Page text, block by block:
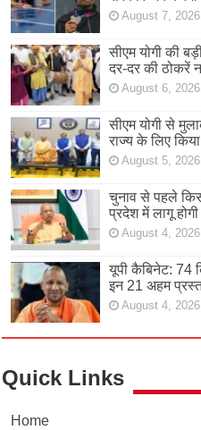
August 7, 2026
सीएम योगी की
दर-दर की ठोकरें
August 6, 2026
सीएम योगी से
राज्य के लिए
August 5, 2026
चुनाव से पहले
प्रदेश में लागू
August 4, 2026
यूपी कैबिनेट: 74
इन 21 अहम
August 4, 2026
Quick Links
Home